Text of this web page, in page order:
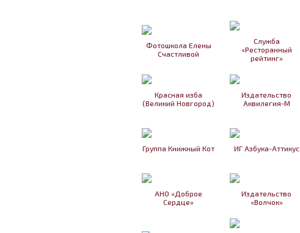
Фотошкола Елены
Счастливой
Служба
«Ресторанный
рейтинг»
Красная изба
(Великий Новгород)
Издательство
Аквилегия-М
Группа Книжный Кот ИГ Азбука-Аттикус
АНО «Доброе
Сердце»
Издательство
«Волчок»